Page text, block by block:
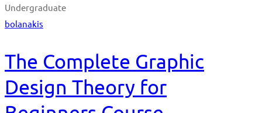
Undergraduate
bolanakis
The Complete Graphic
Design Theory for